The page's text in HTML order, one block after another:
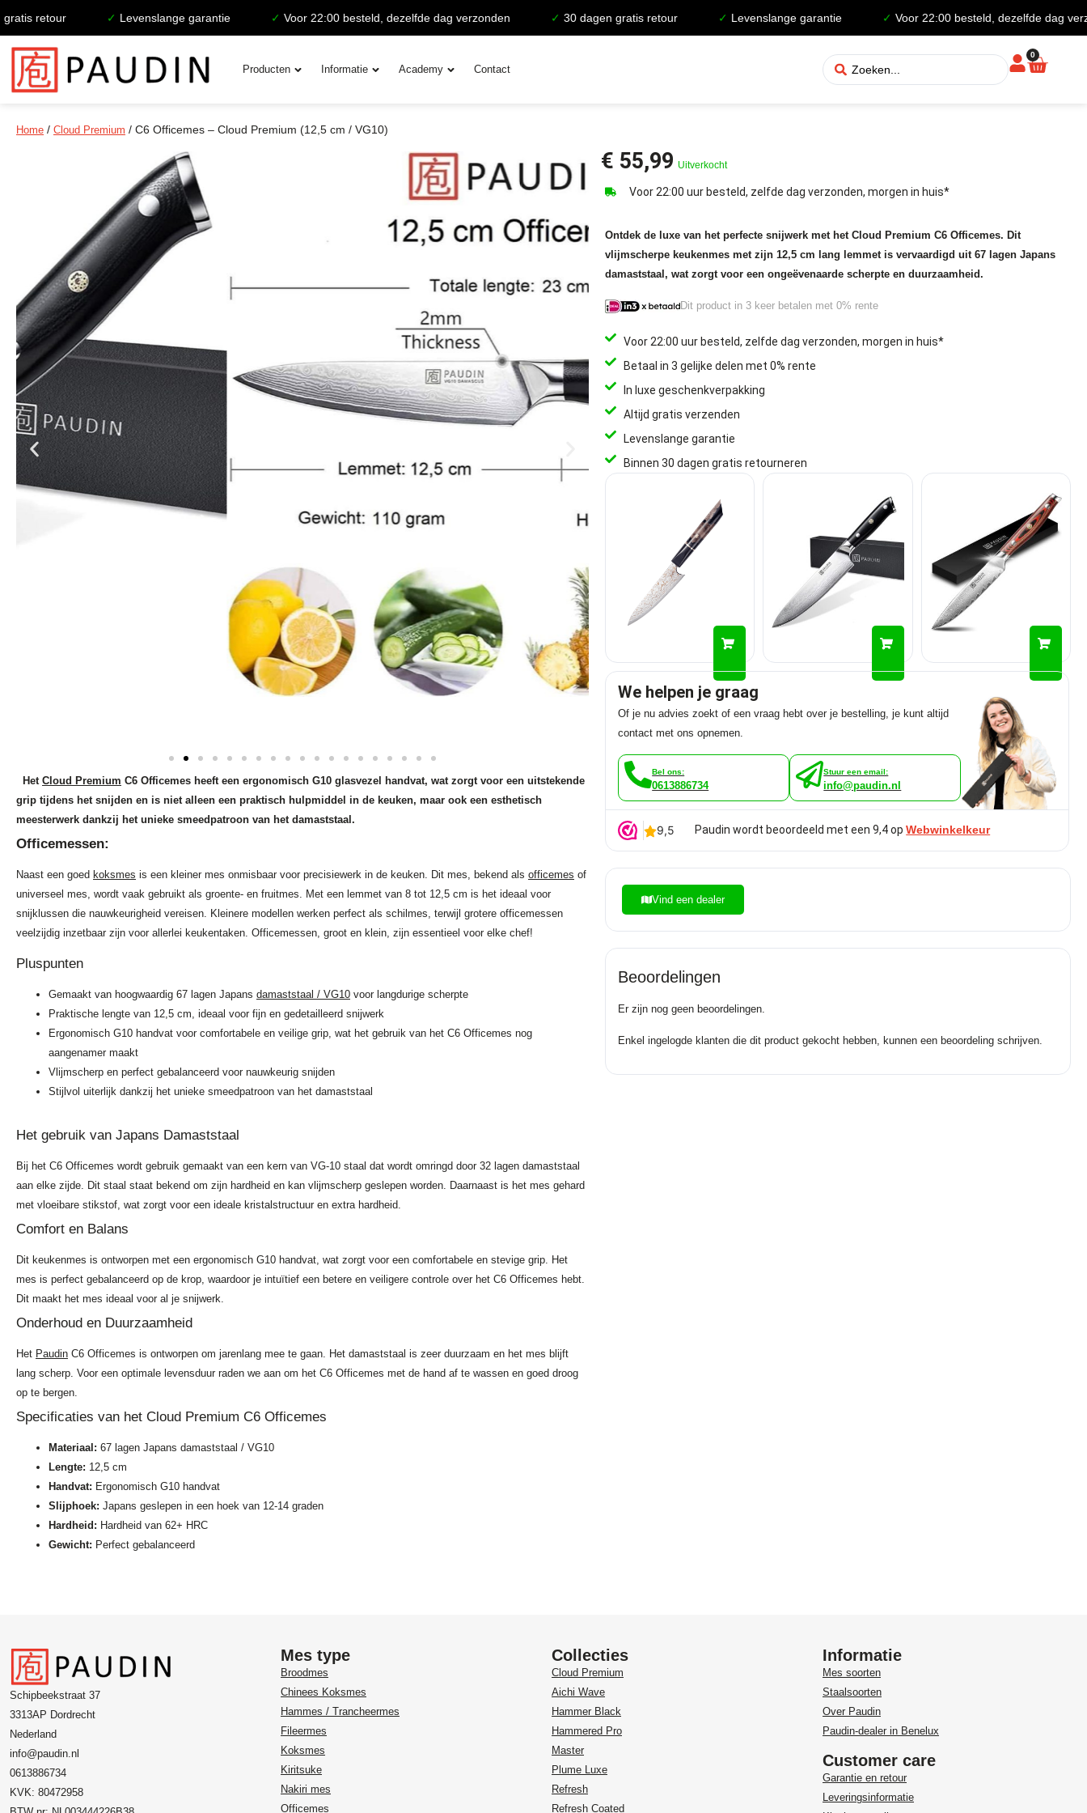
Levenslange garantie Voor 22:00 besteld, dezelfde dag verzonden 30 dagen gratis retour Levenslange garantie Voor 22:00 besteld, dezelfde dag verzonden
Producten Informatie Academy Contact
0
Home / Cloud Premium / C6 Officemes – Cloud Premium (12,5 cm / VG10)
Het Cloud Premium C6 Officemes heeft een ergonomisch G10 glasvezel handvat, wat zorgt voor een uitstekende
grip tijdens het snijden en is niet alleen een praktisch hulpmiddel in de keuken, maar ook een esthetisch
meesterwerk dankzij het unieke smeedpatroon van het damaststaal.
Officemessen:
Naast een goed koksmes is een kleiner mes onmisbaar voor precisiewerk in de keuken. Dit mes, bekend als officemes of
universeel mes, wordt vaak gebruikt als groente- en fruitmes. Met een lemmet van 8 tot 12,5 cm is het ideaal voor
snijklussen die nauwkeurigheid vereisen. Kleinere modellen werken perfect als schilmes, terwijl grotere officemessen
veelzijdig inzetbaar zijn voor allerlei keukentaken. Officemessen, groot en klein, zijn essentieel voor elke chef!
Pluspunten
Gemaakt van hoogwaardig 67 lagen Japans damaststaal / VG10 voor langdurige scherpte
Praktische lengte van 12,5 cm, ideaal voor fijn en gedetailleerd snijwerk
Ergonomisch G10 handvat voor comfortabele en veilige grip, wat het gebruik van het C6 Officemes nog
aangenamer maakt
Vlijmscherp en perfect gebalanceerd voor nauwkeurig snijden
Stijlvol uiterlijk dankzij het unieke smeedpatroon van het damaststaal
Het gebruik van Japans Damaststaal
Bij het C6 Officemes wordt gebruik gemaakt van een kern van VG-10 staal dat wordt omringd door 32 lagen damaststaal
aan elke zijde. Dit staal staat bekend om zijn hardheid en kan vlijmscherp geslepen worden. Daarnaast is het mes gehard
met vloeibare stikstof, wat zorgt voor een ideale kristalstructuur en extra hardheid.
Comfort en Balans
Dit keukenmes is ontworpen met een ergonomisch G10 handvat, wat zorgt voor een comfortabele en stevige grip. Het
mes is perfect gebalanceerd op de krop, waardoor je intuïtief een betere en veiligere controle over het C6 Officemes hebt.
Dit maakt het mes ideaal voor al je snijwerk.
Onderhoud en Duurzaamheid
Het Paudin C6 Officemes is ontworpen om jarenlang mee te gaan. Het damaststaal is zeer duurzaam en het mes blijft
lang scherp. Voor een optimale levensduur raden we aan om het C6 Officemes met de hand af te wassen en goed droog
op te bergen.
Specificaties van het Cloud Premium C6 Officemes
Materiaal: 67 lagen Japans damaststaal / VG10
Lengte: 12,5 cm
Handvat: Ergonomisch G10 handvat
Slijphoek: Japans geslepen in een hoek van 12-14 graden
Hardheid: Hardheid van 62+ HRC
Gewicht: Perfect gebalanceerd
€ 55,99 Uitverkocht
Voor 22:00 uur besteld, zelfde dag verzonden, morgen in huis*
Ontdek de luxe van het perfecte snijwerk met het Cloud Premium C6 Officemes. Dit
vlijmscherpe keukenmes met zijn 12,5 cm lang lemmet is vervaardigd uit 67 lagen Japans
damaststaal, wat zorgt voor een ongeëvenaarde scherpte en duurzaamheid.
Dit product in 3 keer betalen met 0% rente
Voor 22:00 uur besteld, zelfde dag verzonden, morgen in huis*
Betaal in 3 gelijke delen met 0% rente
In luxe geschenkverpakking
Altijd gratis verzenden
Levenslange garantie
Binnen 30 dagen gratis retourneren
We helpen je graag
Of je nu advies zoekt of een vraag hebt over je bestelling, je kunt altijd
contact met ons opnemen.
Bel ons:
0613886734
Stuur een email:
info@paudin.nl
Paudin wordt beoordeeld met een 9,4 opWebwinkelkeur
Vind een dealer
Beoordelingen
Er zijn nog geen beoordelingen.
Enkel ingelogde klanten die dit product gekocht hebben, kunnen een beoordeling schrijven.
Schipbeekstraat 37
3313AP Dordrecht
Nederland
info@paudin.nl
0613886734
KVK: 80472958
Mes type
Broodmes
Chinees Koksmes
Hammes / Trancheermes
Fileermes
Koksmes
Kiritsuke
Nakiri mes
Officemes
Collecties
Cloud Premium
Aichi Wave
Hammer Black
Hammered Pro
Master
Plume Luxe
Refresh
Refresh Coated
Informatie
Mes soorten
Staalsoorten
Over Paudin
Paudin-dealer in Benelux
Customer care
Garantie en retour
Leveringsinformatie